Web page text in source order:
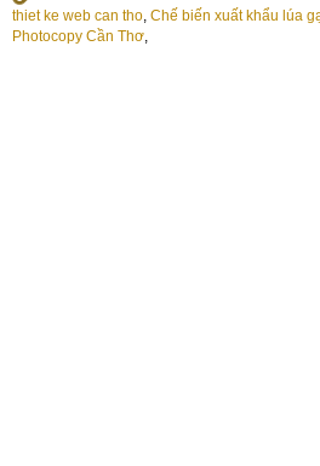
thiet ke web can tho, Chế biến xuất khẩu lúa
Photocopy Cần Thơ,